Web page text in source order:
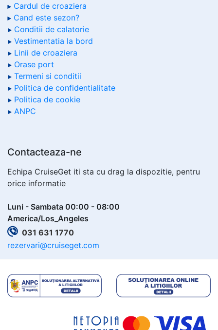
Cardul de croaziera
Cand este sezon?
Conditii de calatorie
Vestimentatia la bord
Linii de croaziera
Orase port
Termeni si conditii
Politica de confidentialitate
Politica de cookie
ANPC
Contacteaza-ne
Echipa CruiseGet iti sta cu drag la dispozitie, pentru
orice informatie
Luni - Sambata 00:00 - 08:00
America/Los_Angeles
031 631 1770
rezervari@cruiseget.com